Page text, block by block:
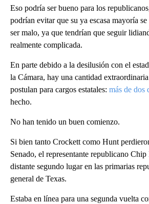
Eso podría ser bueno para los
podrían evitar que su ya escasa mayoría
ser malo, ya que tendrían que seguir
realmente complicada.
En parte debido a la desilusión con el
la Cámara, hay una cantidad
postulan para cargos estatales: más de dos
hecho.
No han tenido un buen comienzo.
Si bien tanto Crockett como Hunt
Senado, el representante republicano
distante segundo lugar en las primarias
general de Texas.
Estaba en línea para una segunda vuelta